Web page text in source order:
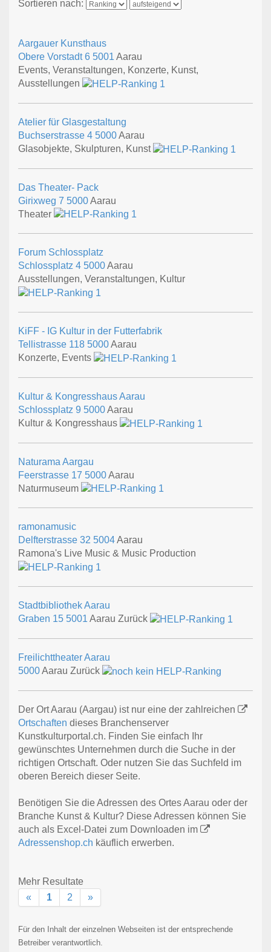
Sortieren nach:
Aargauer Kunsthaus
Obere Vorstadt 6 5001 Aarau
Events, Veranstaltungen, Konzerte, Kunst,
Ausstellungen
Atelier für Glasgestaltung
Buchserstrasse 4 5000Aarau
Glasobjekte, Skulpturen, Kunst
Das Theater- Pack
Girixweg 7 5000Aarau
Theater
Forum Schlossplatz
Schlossplatz 4 5000Aarau
Ausstellungen, Veranstaltungen, Kultur
KiFF - IG Kultur in der Futterfabrik
Tellistrasse 118 5000Aarau
Konzerte, Events
Kultur & Kongresshaus Aarau
Schlossplatz 9 5000Aarau
Kultur & Kongresshaus
Naturama Aargau
Feerstrasse 17 5000Aarau
Naturmuseum
ramonamusic
Delfterstrasse 32 5004Aarau
Ramona's Live Music & Music Production
Stadtbibliothek Aarau
Graben 15 5001 Aarau Zurück
Freilichttheater Aarau
5000Aarau Zurück
Der Ort Aarau (Aargau) ist nur eine der zahlreichen
Ortschaften dieses Branchenserver
Kunstkulturportal.ch. Finden Sie einfach Ihr
gewünschtes Unternehmen durch die Suche in der
richtigen Ortschaft. Oder nutzen Sie das Suchfeld im
oberen Bereich dieser Seite.
Benötigen Sie die Adressen des Ortes Aarau oder der
Branche Kunst & Kultur? Diese Adressen können Sie
auch als Excel-Datei zum Downloaden im
Adressenshop.ch käuflich erwerben.
Mehr Resultate
«
1 2 »
Für den Inhalt der einzelnen Webseiten ist der entsprechende
Betreiber verantwortlich.